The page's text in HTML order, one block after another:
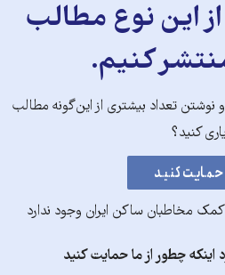
این نوع مطالب
کنیم.
نوشتن تعداد بیشتری از این‌گونه مطالب
کنید؟
مخاطبان ساکن ایران وجود ندارد
چطور از ما حمایت کنید